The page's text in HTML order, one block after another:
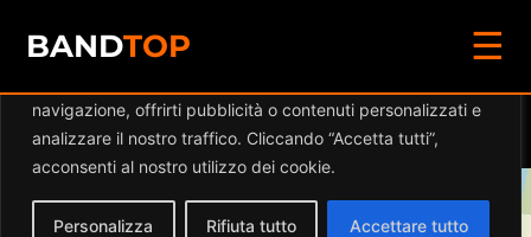
Diamo valore alla tua privacy
navigazione, offrirti pubblicità o contenuti personalizzati e
analizzare il nostro traffico. Cliccando “Accetta tutti”,
acconsenti al nostro utilizzo dei cookie.
Personalizza Rifiuta tutto Accettare tutto
BANDTOP
☰
Eventi aMAD’in ITALY
+